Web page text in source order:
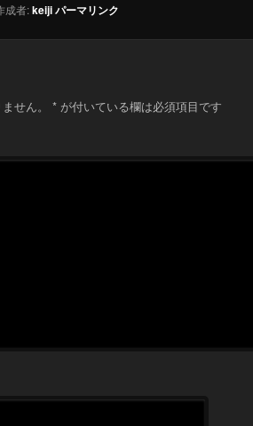
者:keijiパーマリンク
せん。 *が付いている欄は必須項目です